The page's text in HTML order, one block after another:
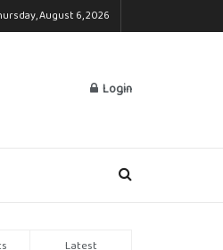
August 6, 2026
Login
Latest